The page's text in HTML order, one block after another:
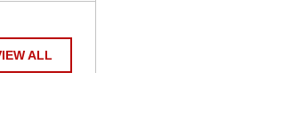
ALL